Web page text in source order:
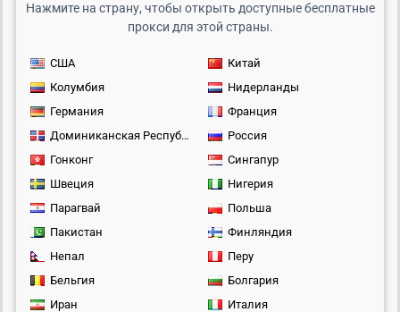
Нажмите на страну, чтобы открыть доступные бесплатные
прокси для этой страны.
США
Китай
Колумбия
Нидерланды
Германия
Франция
Доминиканская Республика
Россия
Гонконг
Сингапур
Швеция
Нигерия
Парагвай
Польша
Пакистан
Финляндия
Непал
Перу
Бельгия
Болгария
Иран
Италия